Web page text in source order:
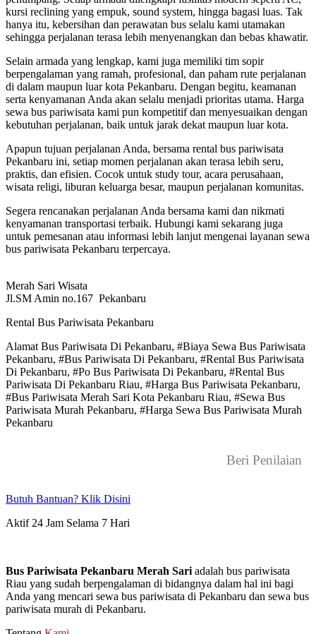
kursi reclining yang empuk, sound system, hingga bagasi luas. Tak
hanya itu, kebersihan dan perawatan bus selalu kami utamakan
sehingga perjalanan terasa lebih menyenangkan dan bebas khawatir.
Selain armada yang lengkap, kami juga memiliki tim sopir
berpengalaman yang ramah, profesional, dan paham rute perjalanan
di dalam maupun luar kota Pekanbaru. Dengan begitu, keamanan
serta kenyamanan Anda akan selalu menjadi prioritas utama. Harga
sewa bus pariwisata kami pun kompetitif dan menyesuaikan dengan
kebutuhan perjalanan, baik untuk jarak dekat maupun luar kota.
Apapun tujuan perjalanan Anda, bersama rental bus pariwisata
Pekanbaru ini, setiap momen perjalanan akan terasa lebih seru,
praktis, dan efisien. Cocok untuk study tour, acara perusahaan,
wisata religi, liburan keluarga besar, maupun perjalanan komunitas.
Segera rencanakan perjalanan Anda bersama kami dan nikmati
kenyamanan transportasi terbaik. Hubungi kami sekarang juga
untuk pemesanan atau informasi lebih lanjut mengenai layanan sewa
bus pariwisata Pekanbaru terpercaya.
Merah Sari Wisata
Jl.SM Amin no.167 Pekanbaru
Rental Bus Pariwisata Pekanbaru
Alamat Bus Pariwisata Di Pekanbaru, #Biaya Sewa Bus Pariwisata
Pekanbaru, #Bus Pariwisata Di Pekanbaru, #Rental Bus Pariwisata
Di Pekanbaru, #Po Bus Pariwisata Di Pekanbaru, #Rental Bus
Pariwisata Di Pekanbaru Riau, #Harga Bus Pariwisata Pekanbaru,
#Bus Pariwisata Merah Sari Kota Pekanbaru Riau, #Sewa Bus
Pariwisata Murah Pekanbaru, #Harga Sewa Bus Pariwisata Murah
Pekanbaru
Beri Penilaian
Butuh Bantuan? Klik Disini
Aktif 24 Jam Selama 7 Hari
Bus Pariwisata Pekanbaru Merah Sari adalah bus pariwisata
Riau yang sudah berpengalaman di bidangnya dalam hal ini bagi
Anda yang mencari sewa bus pariwisata di Pekanbaru dan sewa bus
pariwisata murah di Pekanbaru.